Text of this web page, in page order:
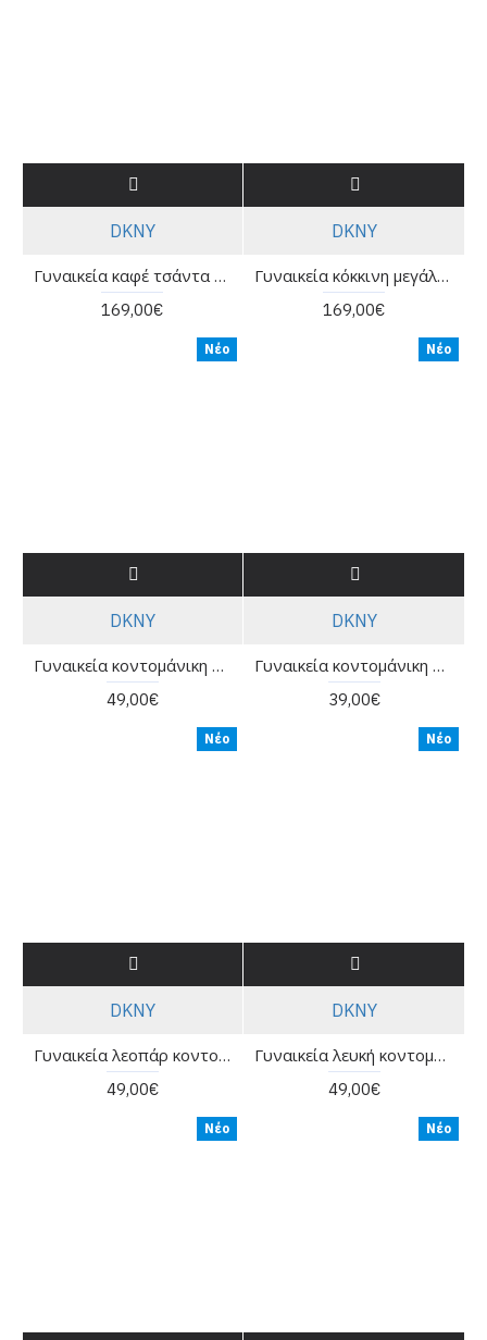
DKNY
Γυναικεία καφέ τσάντα ώμου με λογότυπο - DKNY Bryant R42AYE20
169,00€
DKNY
Γυναικεία κόκκινη μεγάλη τσάντα tote - DKNY LG Paula Tote R42BAE48
169,00€
Νέο
DKNY
Γυναικεία κοντομάνικη μπλούζα - DKNY DJ6T1798
49,00€
Νέο
DKNY
Γυναικεία κοντομάνικη μπλούζα με λογότυπο - DKNY DP6T1733
39,00€
Νέο
DKNY
Γυναικεία λεοπάρ κοντομάνικη μπλούζα - DKNY DP6Τ1756
49,00€
Νέο
DKNY
Γυναικεία λευκή κοντομάνικη μπλούζα - DKNY DJ6T1801
49,00€
Νέο Νέο